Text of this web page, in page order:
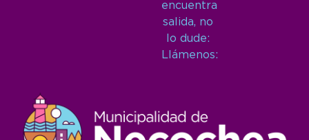
encuentra
salida, no
lo dude:
Llámenos: